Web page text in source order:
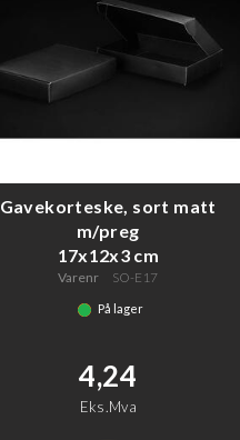
Gavekorteske, sort matt
m/preg
17x12x3 cm
Varenr SO-E17
På lager
4,24
Eks.Mva